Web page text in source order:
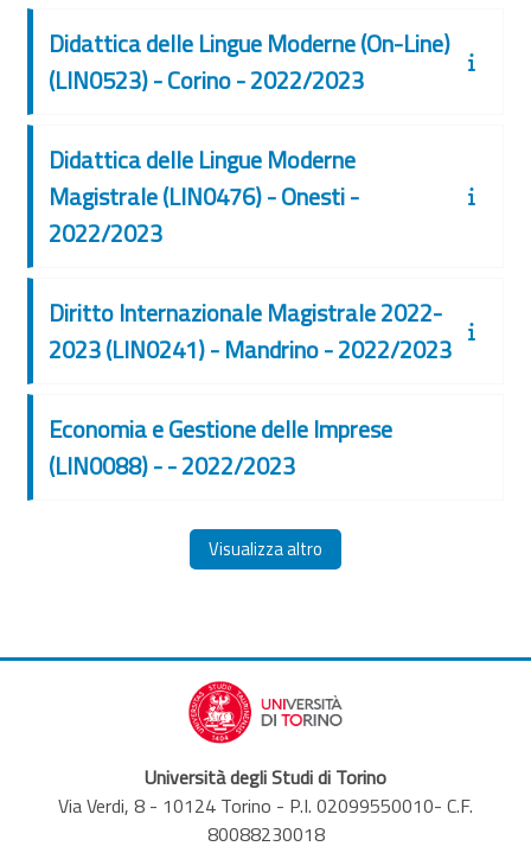
Didattica delle Lingue Moderne (On-Line)
(LIN0523) - Corino - 2022/2023
Didattica delle Lingue Moderne
Magistrale (LIN0476) - Onesti -
2022/2023
Diritto Internazionale Magistrale 2022-
2023 (LIN0241) - Mandrino - 2022/2023
Economia e Gestione delle Imprese
(LIN0088) - - 2022/2023
Visualizza altro
Università degli Studi di Torino
Via Verdi, 8 - 10124 Torino - P.I. 02099550010- C.F.
80088230018